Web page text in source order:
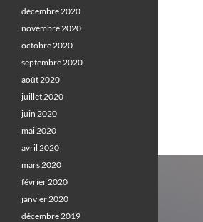
décembre 2020
novembre 2020
octobre 2020
septembre 2020
août 2020
juillet 2020
juin 2020
mai 2020
avril 2020
mars 2020
février 2020
janvier 2020
décembre 2019